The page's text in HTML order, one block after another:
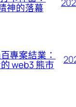
神的落幕
專案結業：
web3 熊市